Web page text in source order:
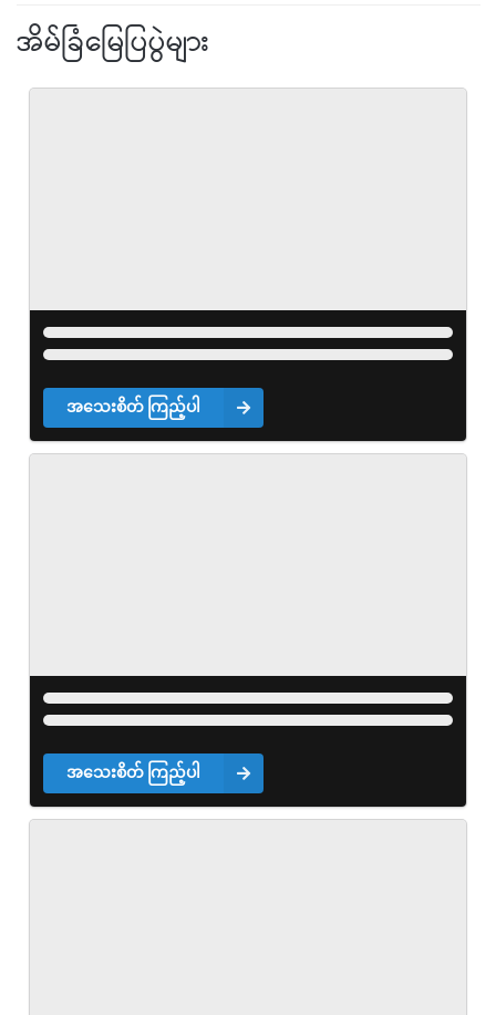
အိမ်ခြံမြေပြပွဲများ
အသေးစိတ် ကြည့်ပါ
အသေးစိတ် ကြည့်ပါ